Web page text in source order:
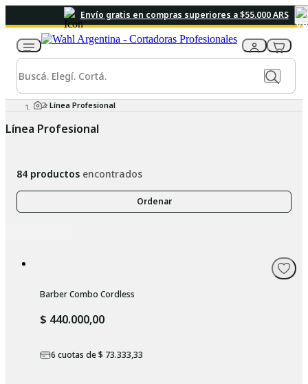
Envío gratis en compras superiores a $55.000 ARS
Línea Profesional
Línea Profesional
84 productos encontrados
Ordenar
Barber Combo Cordless
$ 440.000,00
6 cuotas de$ 73.333,33